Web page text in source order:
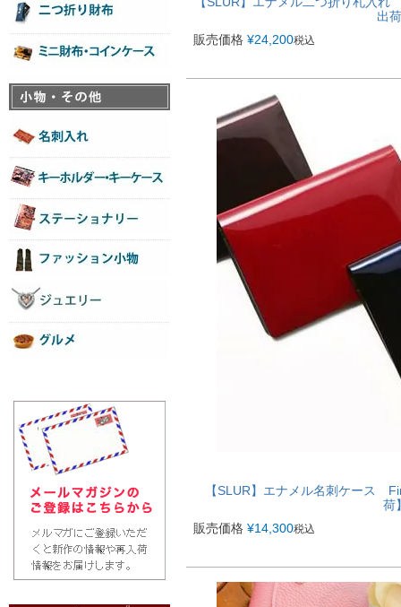
出
販売価格 ¥24,200税込
【SLUR】エナメル名刺ケース
荷
販売価格 ¥14,300税込